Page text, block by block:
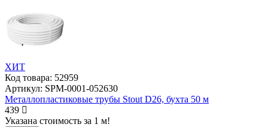
ХИТ
Код товара: 52959
Артикул: SPM-0001-052630
Металлопластиковые трубы Stout D26, бухта 50 м
439
Указана стоимость за 1 м!